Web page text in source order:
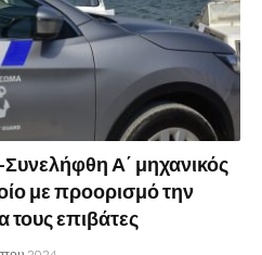
Α΄ μηχανικός
με προορισμό την
τους επιβάτες